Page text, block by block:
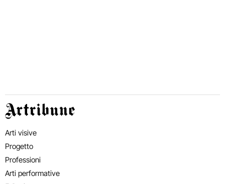
Artribune
Arti visive
Progetto
Professioni
Arti performative